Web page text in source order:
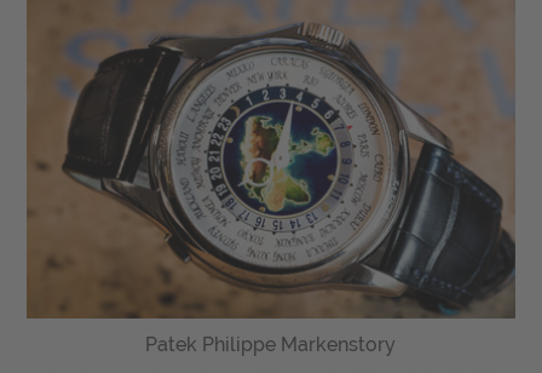
Patek Philippe Markenstory